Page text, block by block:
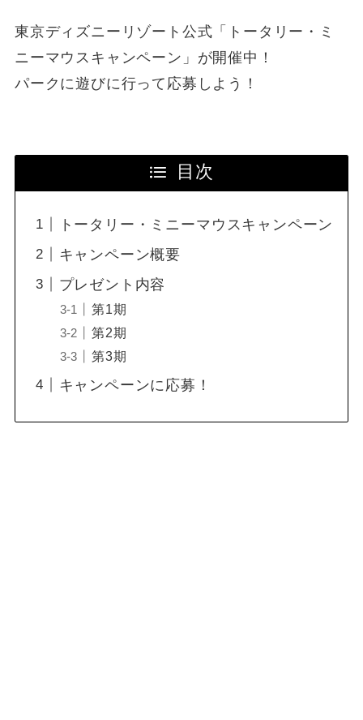
東京ディズニーリゾート公式「トータリー・ミ
ニーマウスキャンペーン」が開催中！
パークに遊びに行って応募しよう！
目次
トータリー・ミニーマウスキャンペーン
キャンペーン概要
プレゼント内容
第1期
第2期
第3期
キャンペーンに応募！